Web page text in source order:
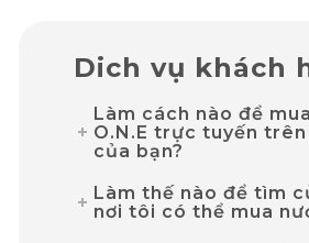
Dich vụ khách
Làm cách nào để
O.N.E trực tuyến
của bạn?
Làm thế nào để tìm
nơi tôi có thể mua